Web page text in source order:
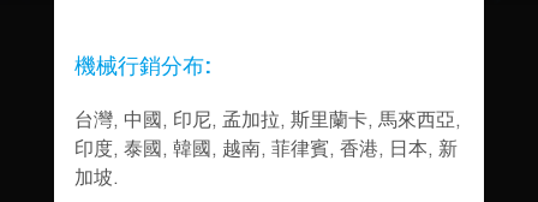
機械行銷分布:
台灣, 中國, 印尼, 孟加拉, 斯里蘭卡, 馬來西亞,
印度, 泰國, 韓國, 越南, 菲律賓, 香港, 日本, 新
加坡.